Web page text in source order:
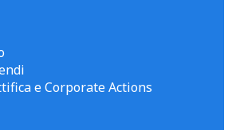
e Corporate Actions